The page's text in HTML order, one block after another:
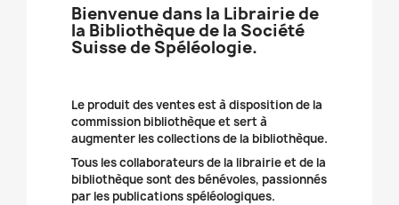
Bienvenue dans la Librairie de
la Bibliothèque de la Société
Suisse de Spéléologie.
Le produit des ventes est à disposition de la
commission bibliothèque et sert à
augmenter les collections de la bibliothèque.
Tous les collaborateurs de la librairie et de la
bibliothèque sont des bénévoles, passionnés
par les publications spéléologiques.